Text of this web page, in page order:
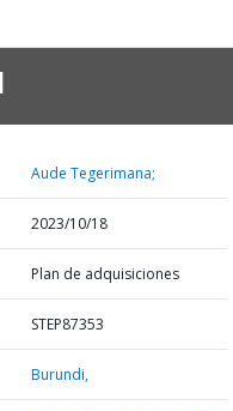
Aude Tegerimana;
2023/10/18
Plan de adquisiciones
STEP87353
Burundi,